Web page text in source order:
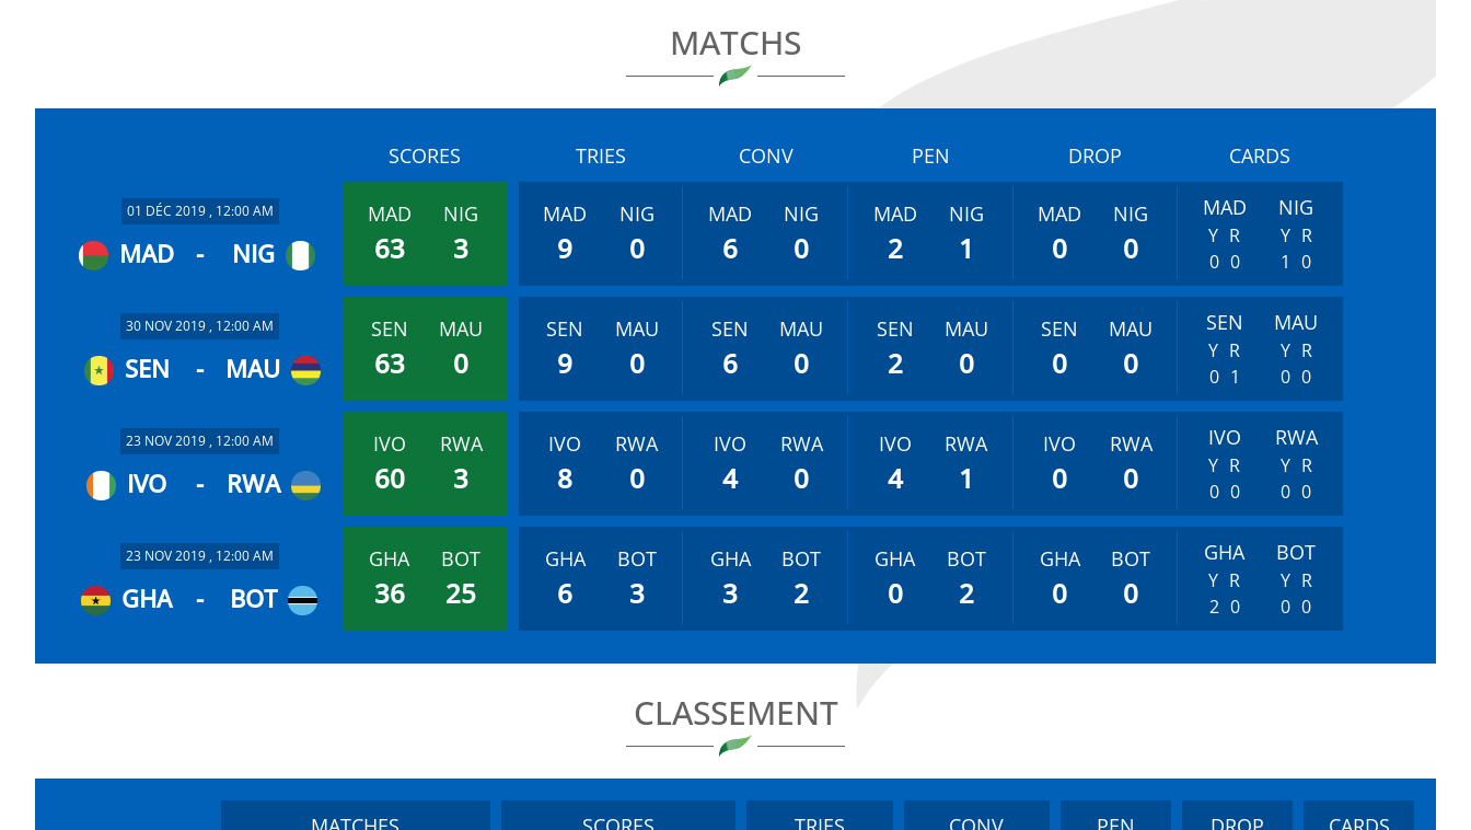
MATCHS
SCORES TRIES CONV PEN DROP CARDS
01 DÉC 2019 , 12:00 AM
MAD - NIG
MAD NIG
63 3
MAD NIG
9 0
MAD NIG
6 0
MAD NIG
2 1
MAD NIG
0 0
MAD NIG
Y R
0 0
Y R
1 0
30 NOV 2019 , 12:00 AM
SEN - MAU
SEN MAU
63 0
SEN MAU
9 0
SEN MAU
6 0
SEN MAU
2 0
SEN MAU
0 0
SEN MAU
Y R
0 1
Y R
0 0
23 NOV 2019 , 12:00 AM
IVO - RWA
IVO RWA
60 3
IVO RWA
8 0
IVO RWA
4 0
IVO RWA
4 1
IVO RWA
0 0
IVO RWA
Y R
0 0
Y R
0 0
23 NOV 2019 , 12:00 AM
GHA - BOT
GHA BOT
36 25
GHA BOT
6 3
GHA BOT
3 2
GHA BOT
0 2
GHA BOT
0 0
GHA BOT
Y R
2 0
Y R
0 0
CLASSEMENT